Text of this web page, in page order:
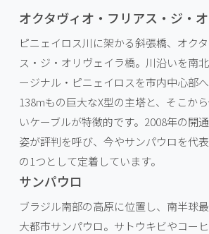
オクタヴィオ・フリアス・ジ・
ピニェイロス川に架かる斜張橋、オク
ス・ジ・オリヴェイラ橋。川沿いを南
ージナル・ピニェイロスを市内中心部
138mもの巨大なX型の主塔と、そこか
いケーブルが特徴的です。2008年の開
姿が評判を呼び、今やサンパウロを代
の1つとして定着しています。
サンパウロ
ブラジル南部の高原に位置し、南半球
大都市サンパウロ。サトウキビやコー